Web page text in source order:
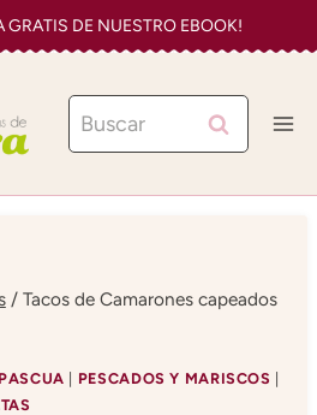
GRATIS DE NUESTRO EBOOK!
Buscar:
/ Tacos de Camarones capeados
PESCADOS Y MARISCOS